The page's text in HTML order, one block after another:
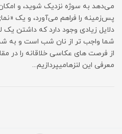
می‌دهد به سوژه نزدیک شوید، و
پس‌زمینه را فراهم می‌آورد، و یک
دلایل زیادی وجود دارد که داشتن یک
شما واجب تر از نان شب است و به
از فرصت های عکاسی خلاقانه را در
معرفی این لنزهامیپردازیم...